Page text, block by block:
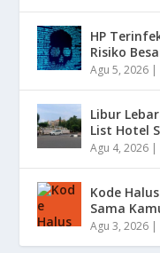
HP
Risiko
Agu 5, 2026 |
Libur
List Hotel
Agu 4, 2026 |
Kode
Sama
Agu 3, 2026 |